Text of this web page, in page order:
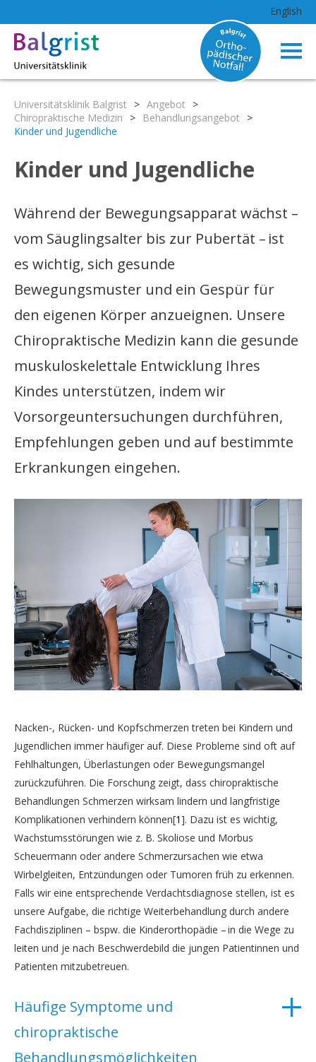
English
Universitätsklinik Balgrist > Angebot
>
Chiropraktische Medizin
> Behandlungsangebot
>
Kinder und Jugendliche
Kinder und Jugendliche
Während der Bewegungsapparat wächst –
vom Säuglingsalter bis zur Pubertät – ist
es wichtig, sich gesunde
Bewegungsmuster und ein Gespür für
den eigenen Körper anzueignen. Unsere
Chiropraktische Medizin kann die gesunde
muskuloskelettale Entwicklung Ihres
Kindes unterstützen, indem wir
Vorsorgeuntersuchungen durchführen,
Empfehlungen geben und auf bestimmte
Erkrankungen eingehen.
Nacken-, Rücken- und Kopfschmerzen treten bei Kindern und
Jugendlichen immer häufiger auf. Diese Probleme sind oft auf
Fehlhaltungen, Überlastungen oder Bewegungsmangel
zurückzuführen. Die Forschung zeigt, dass chiropraktische
Behandlungen Schmerzen wirksam lindern und langfristige
Komplikationen verhindern können 1
Practice Guideline for Best Practice Management of
Pediatric Patients by Chiropractors: Results of a Delphi
Consensus Process.
. Dazu ist es wichtig,
Wachstumsstörungen wie z. B. Skoliose und Morbus
Scheuermann oder andere Schmerzursachen wie etwa
Wirbelgleiten, Entzündungen oder Tumoren früh zu erkennen.
Falls wir eine entsprechende Verdachtsdiagnose stellen, ist es
unsere Aufgabe, die richtige Weiterbehandlung durch andere
Fachdisziplinen – bspw. die Kinderorthopädie – in die Wege zu
leiten und je nach Beschwerdebild die jungen Patientinnen und
Patienten mitzubetreuen.
Häufige Symptome und
chiropraktische
Behandlungsmöglichkeiten